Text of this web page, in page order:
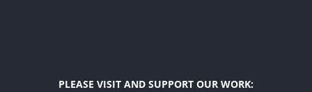
PLEASE VISIT AND SUPPORT OUR WORK: